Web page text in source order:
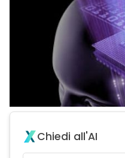
Chiedi all'AI